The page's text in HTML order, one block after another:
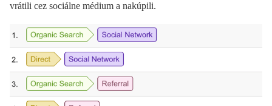
vrátili cez sociálne médium a nakúpili.